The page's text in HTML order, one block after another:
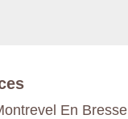
En Bresse